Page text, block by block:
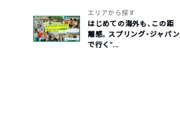
エリアから探す
はじめての海外も、この距
離感。スプリング・ジャパン
で行く“...